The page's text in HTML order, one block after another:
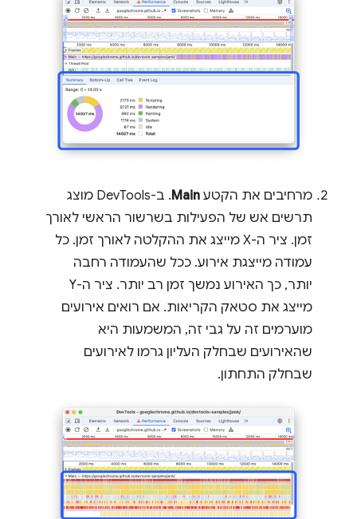
מרחיבים את הקטע Main
. ב-DevTools מוצג
תרשים אש של הפעילות בשרשור הראשי לאורך
זמן. ציר ה-X מייצג את ההקלטה לאורך זמן. כל
עמודה מייצגת אירוע. ככל שהעמודה רחבה
יותר, כך האירוע נמשך זמן רב יותר. ציר ה-Y
מייצג את סטאק הקריאות. אם רואים אירועים
מוערמים זה על גבי זה, המשמעות היא
שהאירועים שבחלק העליון גרמו לאירועים
שבחלק התחתון.